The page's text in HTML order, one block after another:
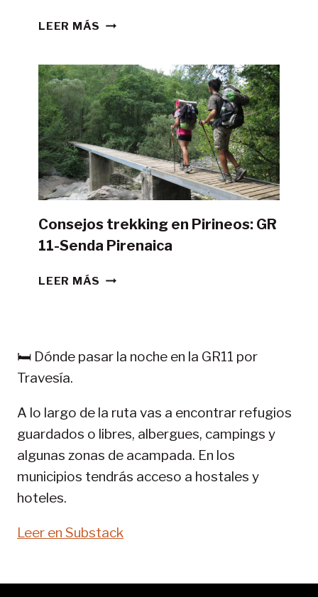
LEER MÁS ¿ES
LA
GR11
CON
TIENDA
DE
CAMPAÑA?
Consejos trekking en Pirineos: GR
11-Senda Pirenaica
LEER MÁS CONSEJOS
11-
🛏️ Dónde pasar la noche en la GR11 por
Travesía.
A lo largo de la ruta vas a encontrar refugios
guardados o libres, albergues, campings y
algunas zonas de acampada. En los
municipios tendrás acceso a hostales y
hoteles.
Leer en Substack